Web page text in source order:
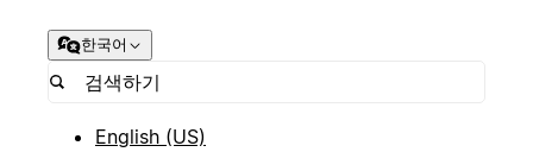
한국어
English (US)